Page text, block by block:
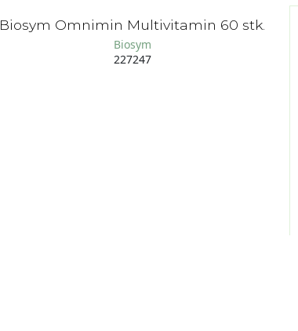
Biosym Omnimin Multivitamin 60 stk.
Biosym
227247